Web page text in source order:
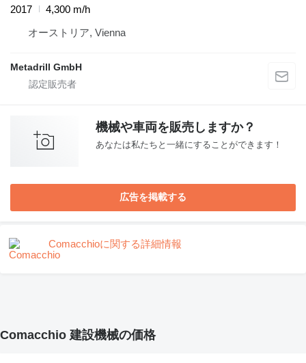
2017
4,300 m/h
オーストリア, Vienna
Metadrill GmbH
機械や車両を販売しますか？
あなたは私たちと一緒にすることができます！
広告を掲載する
Comacchioに関する詳細情報
Comacchio 建設機械の価格